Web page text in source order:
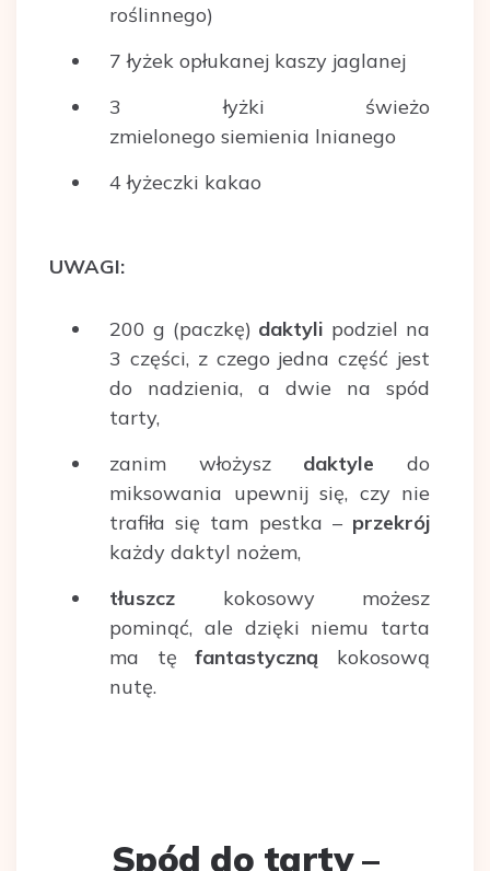
roślinnego)
7 łyżek opłukanej kaszy jaglanej
3 łyżki świeżo
zmielonego siemienia lnianego
4 łyżeczki kakao
UWAGI:
200 g (paczkę) daktyli podziel na
3 części, z czego jedna część jest
do nadzienia, a dwie na spód
tarty,
zanim włożysz daktyle do
miksowania upewnij się, czy nie
trafiła się tam pestka – przekrój
każdy daktyl nożem,
tłuszcz kokosowy możesz
pominąć, ale dzięki niemu tarta
ma tęfantastyczną kokosową
nutę.
Spód do tarty –